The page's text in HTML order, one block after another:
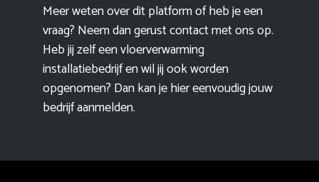
Meer weten over dit platform of heb je een
vraag? Neem dan gerust contact met ons op.
Heb jij zelf een vloerverwarming
installatiebedrijf en wil jij ook worden
opgenomen? Dan kan je hier eenvoudigjouw
bedrijf aanmelden.